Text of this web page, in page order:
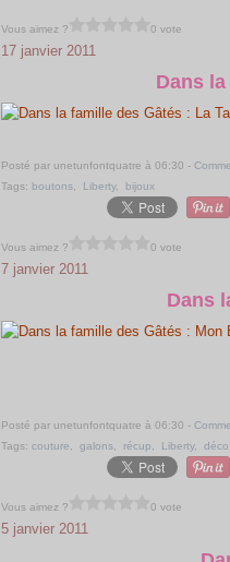
Vous aimez ? 0 vote
17 janvier 2011
Dans
Posté par unetunfontquatre à 06:30 -
Tags: boutons Liberty, bijoux
Vous aimez ? 0 vote
7 janvier 2011
Dans
Posté par unetunfontquatre à 06:30 -
Tags: couture galons récup Liberty, déco
Vous aimez ? 0 vote
5 janvier 2011